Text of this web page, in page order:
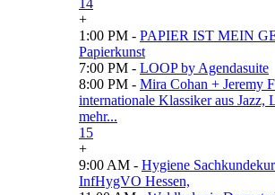
+
1:00 PM - PAPIER IST MEIN
Papierkunst
7:00 PM - LOOP by Agendasuite
8:00 PM - Mira Cohan + Jeremy
internationale Klassiker aus Jazz,
mehr...
15
+
9:00 AM - Hygiene
InfHygVO Hessen,